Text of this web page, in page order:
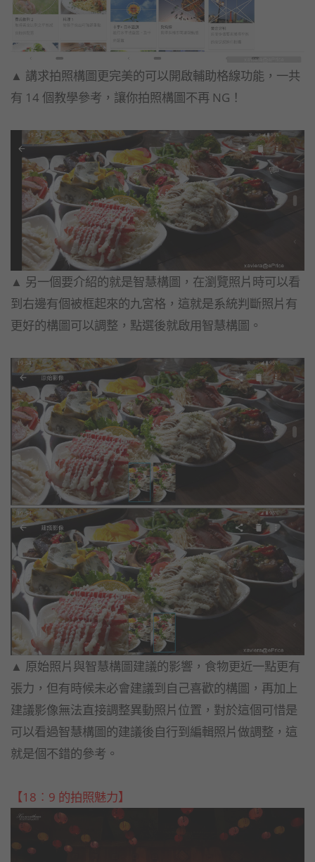
▲ 講求拍照構圖更完美的可以開啟輔助格線功能，一共
有 14 個教學參考，讓你拍照構圖不再 NG！
▲ 另一個要介紹的就是智慧構圖， 在瀏覽照片時可以看
到右邊有個被框起來的九宮格， 這就是系統判斷照片有
更好的構圖可以調整， 點選後就啟用智慧構圖。
▲ 原始照片與智慧構圖建議的影響，食物更近一點更有
張力， 但有時候未必會建議到自己喜歡的構圖， 再加上
建議影像無法直接調整異動照片位置， 對於這個可惜是
可以看過智慧構圖的建議後自行到編輯照片做調整， 這
就是個不錯的參考。
【18︰9 的拍照魅力】